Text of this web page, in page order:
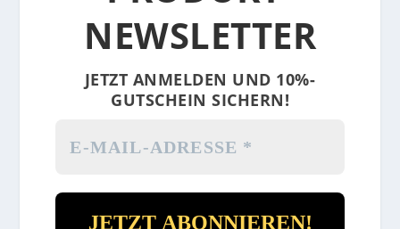
NEWSLETTER
JETZT ANMELDEN UND 10%-
GUTSCHEIN SICHERN!